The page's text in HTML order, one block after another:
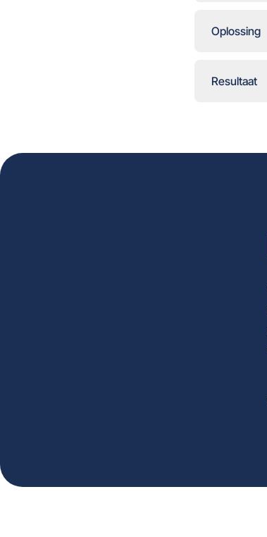
Oplossing
Resultaat